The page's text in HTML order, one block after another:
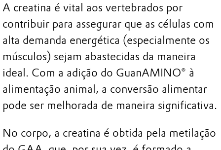
A creatina é vital aos vertebrados por
contribuir para assegurar que as células com
alta demanda energética (especialmente os
músculos) sejam abastecidas da maneira
ideal. Com a adição do GuanAMINO® à
alimentação animal, a conversão alimentar
pode ser melhorada de maneira significativa.
No corpo, a creatina é obtida pela metilação